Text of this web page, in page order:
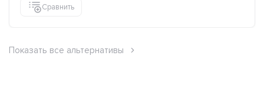
Сравнить
Показать все альтернативы